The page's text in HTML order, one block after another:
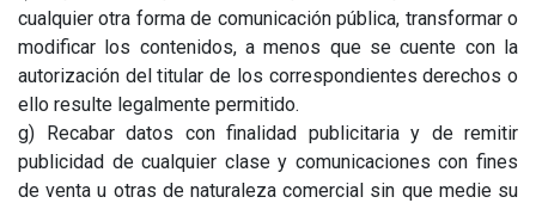
cualquier otra forma de comunicación pública, transformar o
modificar los contenidos, a menos que se cuente con la
autorización del titular de los correspondientes derechos o
ello resulte legalmente permitido.
g) Recabar datos con finalidad publicitaria y de remitir
publicidad de cualquier clase y comunicaciones con fines
de venta u otras de naturaleza comercial sin que medie su